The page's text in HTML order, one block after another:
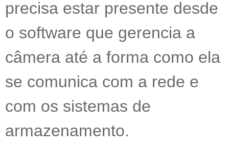
precisa estar presente desde
o software que gerencia a
câmera até a forma como ela
se comunica com a rede e
com os sistemas de
armazenamento.